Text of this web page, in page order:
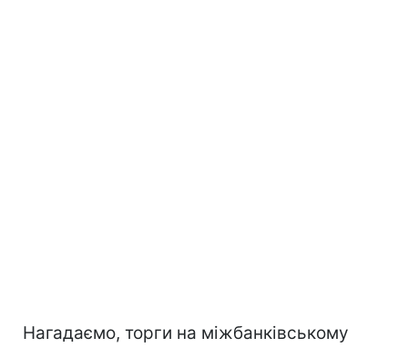
Нагадаємо, торги на міжбанківському